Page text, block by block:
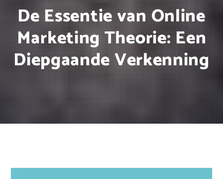
De Essentie van Online
Marketing Theorie: Een
Diepgaande Verkenning